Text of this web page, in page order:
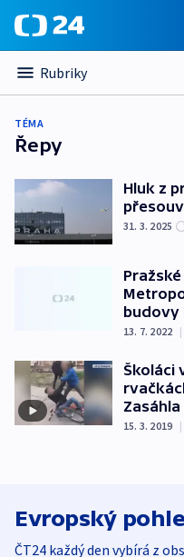
Rubriky
TÉMA
Řepy
Hluk z
31. 3. 2025
budovy
13. 7. 2022 |
Školáci
15. 3. 2019 |
Evropský
ČT24 každý den vybírá z